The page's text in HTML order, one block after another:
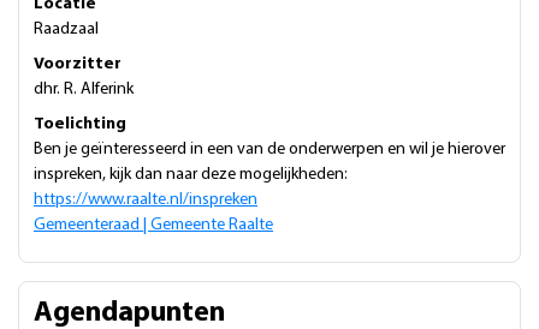
Locatie
Raadzaal
Voorzitter
dhr. R. Alferink
Toelichting
Ben je geïnteresseerd in een van de onderwerpen en wil je hierover
inspreken, kijk dan naar deze mogelijkheden:
https://www.raalte.nl/inspreken
Gemeenteraad | Gemeente Raalte
Agendapunten